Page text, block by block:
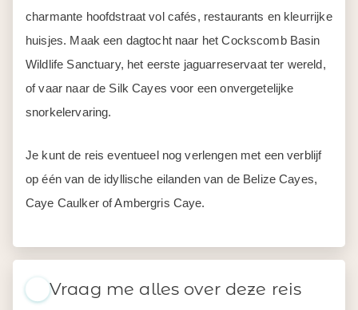
charmante hoofdstraat vol cafés, restaurants en kleurrijke
huisjes. Maak een dagtocht naar het Cockscomb Basin
Wildlife Sanctuary, het eerste jaguarreservaat ter wereld,
of vaar naar de Silk Cayes voor een onvergetelijke
snorkelervaring.
Je kunt de reis eventueel nog verlengen met een verblijf
op één van de idyllische eilanden van de Belize Cayes,
Caye Caulker of Ambergris Caye.
Vraag me alles over deze reis